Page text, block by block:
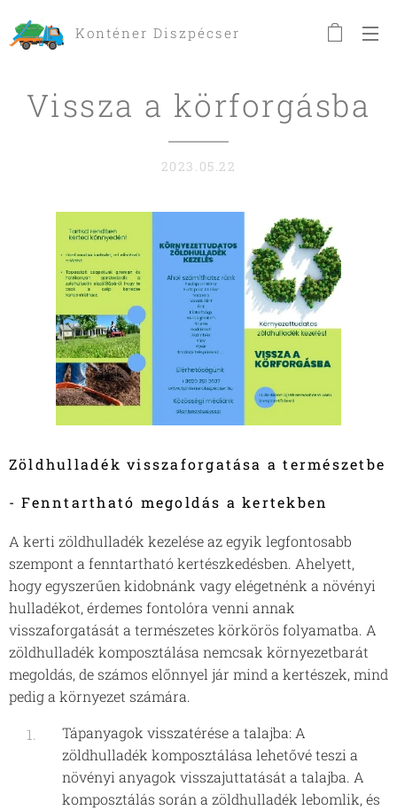
Konténer Diszpécser
Vissza a körforgásba
2023.05.22
Zöldhulladék visszaforgatása a természetbe
- Fenntartható megoldás a kertekben
A kerti zöldhulladék kezelése az egyik legfontosabb
szempont a fenntartható kertészkedésben. Ahelyett,
hogy egyszerűen kidobnánk vagy elégetnénk a növényi
hulladékot, érdemes fontolóra venni annak
visszaforgatását a természetes körkörös folyamatba. A
zöldhulladék komposztálása nemcsak környezetbarát
megoldás, de számos előnnyel jár mind a kertészek, mind
pedig a környezet számára.
Tápanyagok visszatérése a talajba: A
zöldhulladék komposztálása lehetővé teszi a
növényi anyagok visszajuttatását a talajba. A
komposztálás során a zöldhulladék lebomlik, és